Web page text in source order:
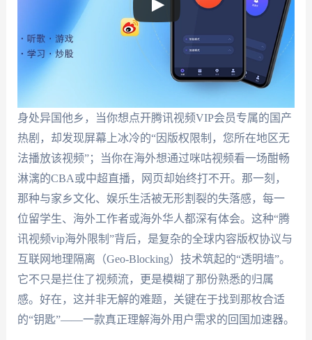
身处异国他乡，当你想点开腾讯视频VIP会员专属的国产
热剧，却发现屏幕上冰冷的“因版权限制，您所在地区无
法播放该视频”；当你在海外想通过咪咕视频看一场酣畅
淋漓的CBA或中超直播，网页却始终打不开。那一刻，
那种与家乡文化、娱乐生活被无形割裂的失落感，每一
位留学生、海外工作者或海外华人都深有体会。这种“腾
讯视频vip海外限制”背后，是复杂的全球内容版权协议与
互联网地理隔离（Geo-Blocking）技术筑起的“透明墙”。
它不只是拦住了视频流，更是模糊了那份熟悉的归属
感。好在，这并非无解的难题，关键在于找到那枚合适
的“钥匙”——一款真正理解海外用户需求的回国加速器。